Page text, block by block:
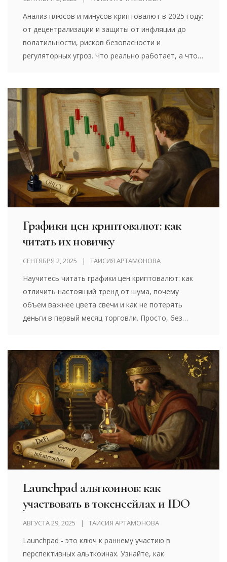
Анализ плюсов и минусов криптовалют в 2025 году:
от децентрализации и защиты от инфляции до
волатильности, рисков безопасности и
регуляторных угроз. Что реально работает, а что -
Графики цен криптовалют: как
читать их новичку
СЕНТЯБРЯ 2, 2025 ТАИСИЯ АРТАМОНОВА
Научитесь читать графики цен криптовалют: как
отличить настоящий тренд от шума, почему
объем важнее цвета свечи и как не потерять
деньги в первый месяц торговли. Просто, без
Launchpad альткоинов: как
участвовать в токенсейлах и IDO
АВГУСТА 29, 2025 ТАИСИЯ АРТАМОНОВА
Launchpad - это ключ к раннему участию в
перспективных альткоинах. Узнайте, как